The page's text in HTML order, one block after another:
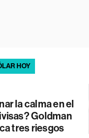
HOY
la calma en el
Goldman
tres riesgos